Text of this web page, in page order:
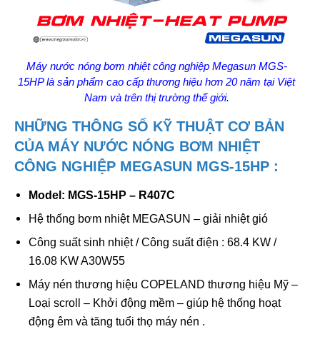
Máy nước nóng bơm nhiệt công nghiệp Megasun MGS-
15HP là sản phẩm cao cấp thương hiệu hơn 20 năm tại Việt
Nam và trên thị trường thế giới.
NHỮNG THÔNG SỐ KỸ THUẬT CƠ BẢN
CỦA MÁY NƯỚC NÓNG BƠM NHIỆT
CÔNG NGHIỆP MEGASUN MGS-15HP :
Model: MGS-15HP – R407C
Hệ thống bơm nhiệt MEGASUN – giải nhiệt gió
Công suất sinh nhiệt / Công suất điện : 68.4 KW /
16.08 KW A30W55
Máy nén thương hiệu COPELAND thương hiệu Mỹ –
Loại scroll – Khởi động mềm – giúp hệ thống hoạt
động êm và tăng tuổi thọ máy nén .